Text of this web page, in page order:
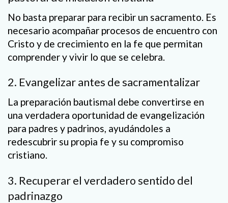
No basta preparar para recibir un sacramento. Es
necesario acompañar procesos de encuentro con
Cristo y de crecimiento en la fe que permitan
comprender y vivir lo que se celebra.
2. Evangelizar antes de sacramentalizar
La preparación bautismal debe convertirse en
una verdadera oportunidad de evangelización
para padres y padrinos, ayudándoles a
redescubrir su propia fe y su compromiso
cristiano.
3. Recuperar el verdadero sentido del
padrinazgo